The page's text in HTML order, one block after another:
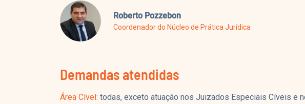
Roberto Pozzebon
Coordenador do Núcleo de Prática Jurídica
Demandas atendidas
Área Cível: todas, exceto atuação nos Juizados Especiais Cíveis e